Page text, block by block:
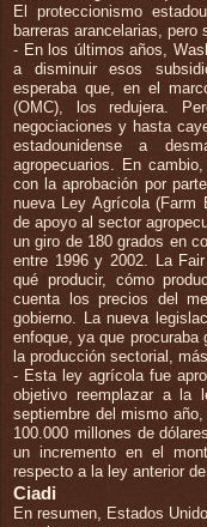
El proteccionismo
barreras arancelarias, pero
- En los últimos años,
a disminuir esos
esperaba que, en el
(OMC), los redujera.
negociaciones y hasta
estadounidense a
agropecuarios. En
con la aprobación por
nueva Ley Agrícola (Farm
de apoyo al sector
un giro de 180 grados en
entre 1996 y 2002. La
qué producir, cómo
cuenta los precios del
gobierno. La nueva
enfoque, ya que procuraba
la producción sectorial,
- Esta ley agrícola fue
objetivo reemplazar a la
septiembre del mismo
100.000 millones de
un incremento en el
respecto a la ley anterior
Ciadi
En resumen, Estados